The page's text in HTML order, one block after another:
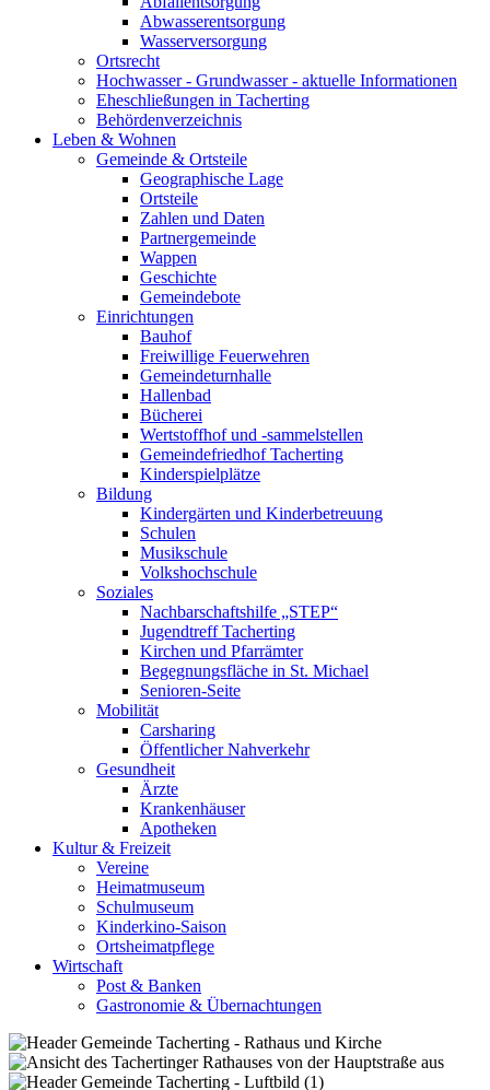
Abwasserentsorgung
Wasserversorgung
Ortsrecht
Hochwasser - Grundwasser - aktuelle Informationen
Eheschließungen in Tacherting
Behördenverzeichnis
Leben & Wohnen
Gemeinde & Ortsteile
Geographische Lage
Ortsteile
Zahlen und Daten
Partnergemeinde
Wappen
Geschichte
Gemeindebote
Einrichtungen
Bauhof
Freiwillige Feuerwehren
Gemeindeturnhalle
Hallenbad
Bücherei
Wertstoffhof und -sammelstellen
Gemeindefriedhof Tacherting
Kinderspielplätze
Bildung
Kindergärten und Kinderbetreuung
Schulen
Musikschule
Volkshochschule
Soziales
Nachbarschaftshilfe „STEP“
Jugendtreff Tacherting
Kirchen und Pfarrämter
Begegnungsfläche in St. Michael
Senioren-Seite
Mobilität
Carsharing
Öffentlicher Nahverkehr
Gesundheit
Ärzte
Krankenhäuser
Apotheken
Kultur & Freizeit
Vereine
Heimatmuseum
Schulmuseum
Kinderkino-Saison
Ortsheimatpflege
Wirtschaft
Post & Banken
Gastronomie & Übernachtungen